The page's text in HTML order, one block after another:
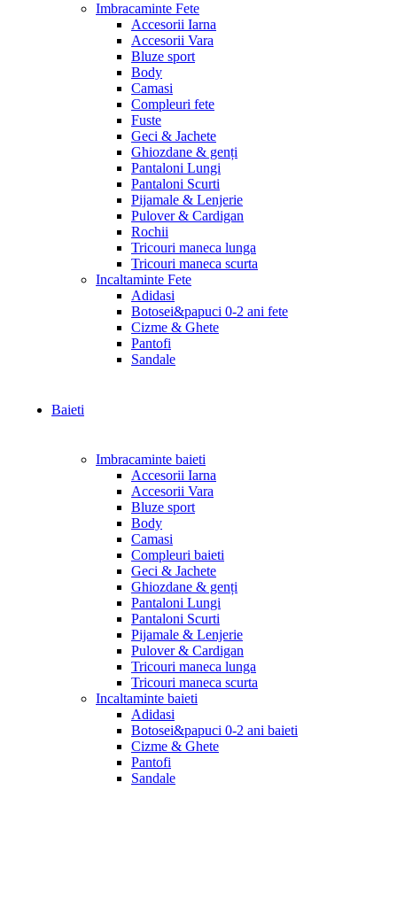
Imbracaminte Fete
Accesorii Iarna
Accesorii Vara
Bluze sport
Body
Camasi
Compleuri fete
Fuste
Geci & Jachete
Ghiozdane & genți
Pantaloni Lungi
Pantaloni Scurti
Pijamale & Lenjerie
Pulover & Cardigan
Rochii
Tricouri maneca lunga
Tricouri maneca scurta
Incaltaminte Fete
Adidasi
Botosei&papuci 0-2 ani fete
Cizme & Ghete
Pantofi
Sandale
Baieti
Imbracaminte baieti
Accesorii Iarna
Accesorii Vara
Bluze sport
Body
Camasi
Compleuri baieti
Geci & Jachete
Ghiozdane & genți
Pantaloni Lungi
Pantaloni Scurti
Pijamale & Lenjerie
Pulover & Cardigan
Tricouri maneca lunga
Tricouri maneca scurta
Incaltaminte baieti
Adidasi
Botosei&papuci 0-2 ani baieti
Cizme & Ghete
Pantofi
Sandale